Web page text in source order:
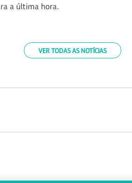
a última hora.
VER TODAS AS NOTÍCIAS